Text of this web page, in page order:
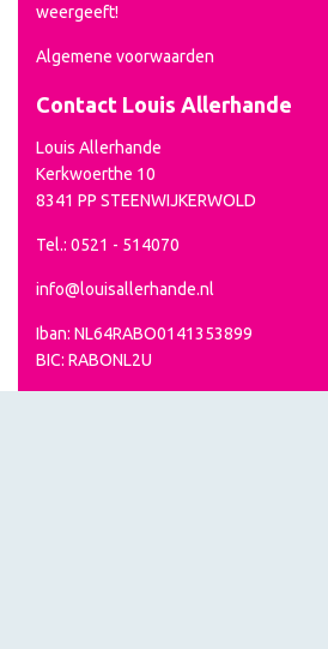
weergeeft!
Algemene voorwaarden
Contact Louis Allerhande
Louis Allerhande
Kerkwoerthe 10
8341 PP STEENWIJKERWOLD
Tel.: 0521 - 514070
info@louisallerhande.nl
Iban: NL64RABO0141353899
BIC: RABONL2U